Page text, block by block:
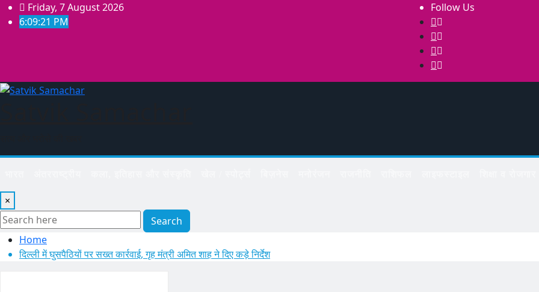
Skip
to
Friday, 7 August 2026
6:09:22 PM
Follow Us
×
Search
Home
दिल्ली में घुसपैठियों पर सख्त कार्रवाई, गृह मंत्री अमित शाह ने दिए कड़े निर्देश